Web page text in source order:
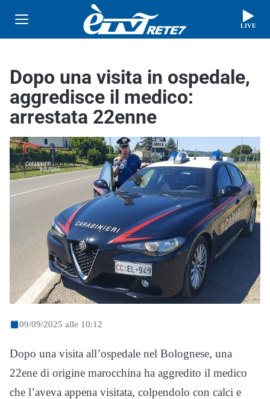
LIVE
Dopo una visita in ospedale,
aggredisce il medico:
arrestata 22enne
09/09/2025 alle 10:12
Dopo una visita all’ospedale nel Bolognese, una
22ene di origine marocchina ha aggredito il medico
che l’aveva appena visitata, colpendolo con calci e